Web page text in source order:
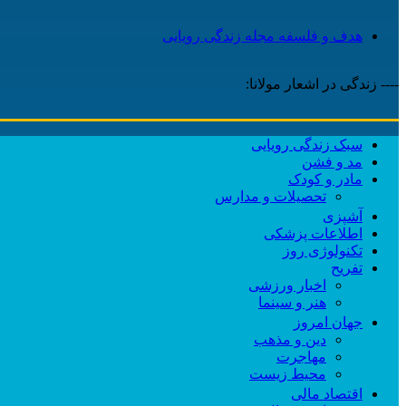
هدف و فلسفه مجله زندگی رویایی
---- زندگی در اشعار مولانا:
سبک زندگی رویایی
مد و فشن
مادر و کودک
تحصیلات و مدارس
آشپزی
اطلاعات پزشکی
تکنولوژی روز
تفریح
اخبار ورزشی
هنر و سینما
جهان امروز
دین و مذهب
مهاجرت
محیط زیست
اقتصاد مالی